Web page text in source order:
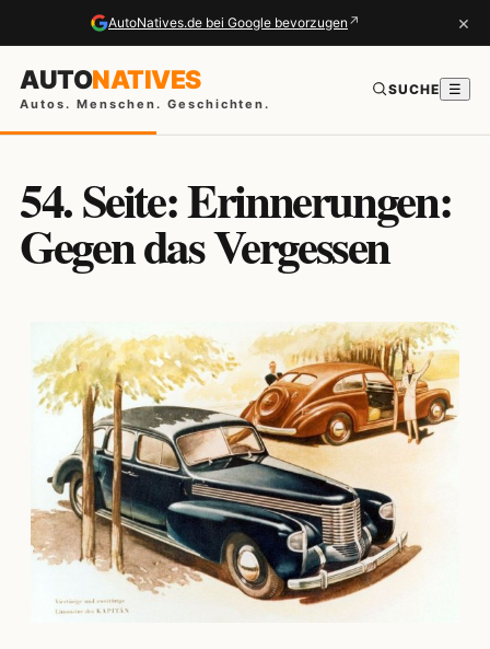
AutoNatives.de bei Google bevorzugen ↗ ×
AUTONATIVES
Autos. Menschen. Geschichten.
SUCHE ☰
54. Seite: Erinnerungen:
Gegen das Vergessen